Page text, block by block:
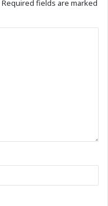
Required fields are marked